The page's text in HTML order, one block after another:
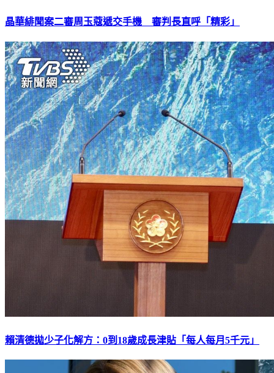
晶華緋聞案二審周玉蔻遞交手機 審判長直呼「精彩」
賴清德拋少子化解方：0到18歲成長津貼「每人每月5千元」